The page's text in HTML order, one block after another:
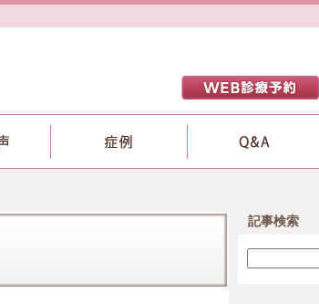
記事検索